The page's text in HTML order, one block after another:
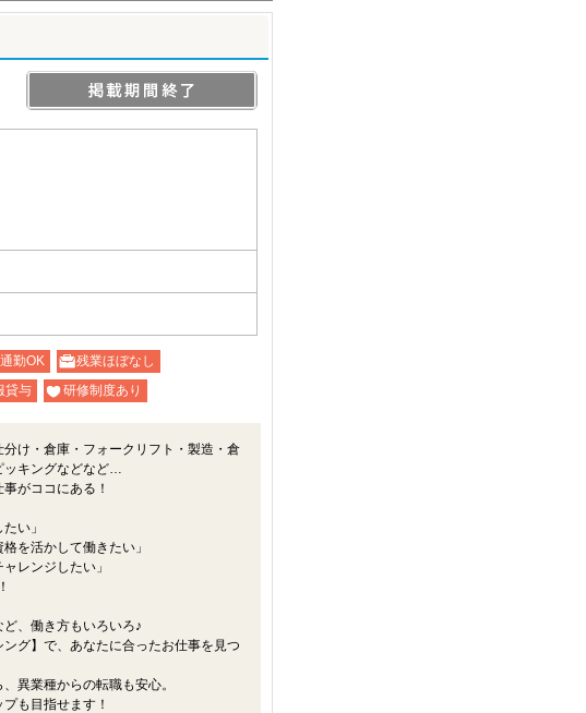
勤OK
残業ほぼなし
貸与 研修制度あり
け・倉庫・フォークリフト・製造・倉
ッキングなどなど…
がココにある！
い」
を活かして働きたい」
レンジしたい」
、働き方もいろいろ♪
ング】で、あなたに合ったお仕事を見つ
異業種からの転職も安心。
も目指せます！